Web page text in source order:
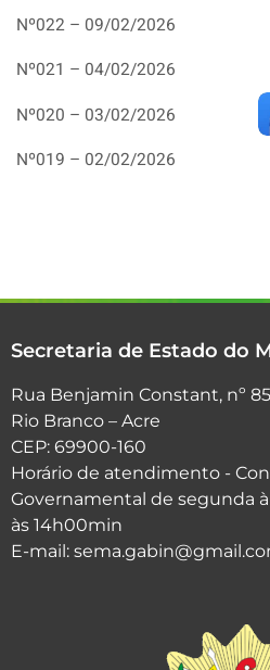
Nº022 – 09/02/2026
Nº021 – 04/02/2026
Nº020 – 03/02/2026
Nº019 – 02/02/2026
Secretaria de Estado do
Rua Benjamin Constant, nº
Rio Branco – Acre
CEP: 69900-160
Horário de atendimento -
Governamental de segunda
às 14h00min
E-mail: